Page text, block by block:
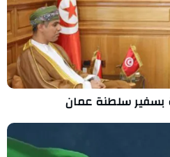
بسفير سلطنة عمان